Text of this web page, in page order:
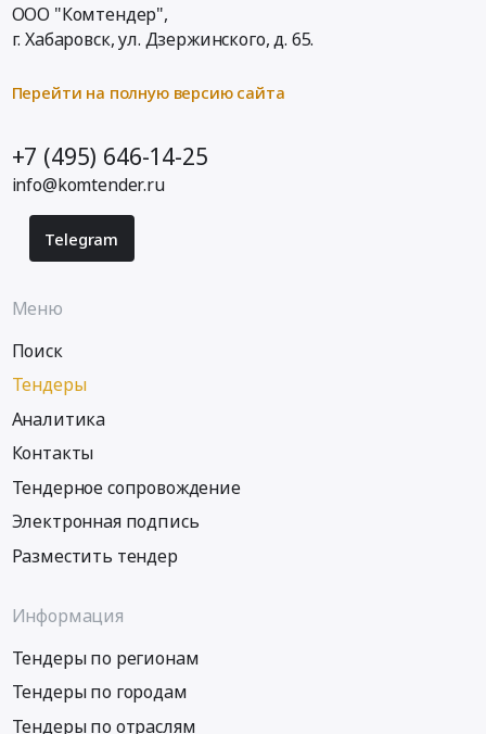
ООО "Комтендер",
г. Хабаровск,ул. Дзержинского, д. 65.
Перейти на полную версию сайта
+7 (495) 646-14-25
info@komtender.ru
Telegram
Меню
Поиск
Тендеры
Аналитика
Контакты
Тендерное сопровождение
Электронная подпись
Разместить тендер
Информация
Тендеры по регионам
Тендеры по городам
Тендеры по отраслям